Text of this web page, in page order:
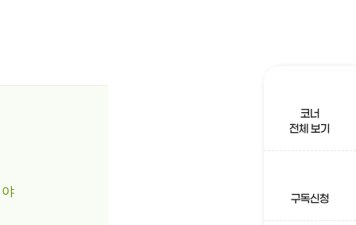
코너
전체 보기
구독신청